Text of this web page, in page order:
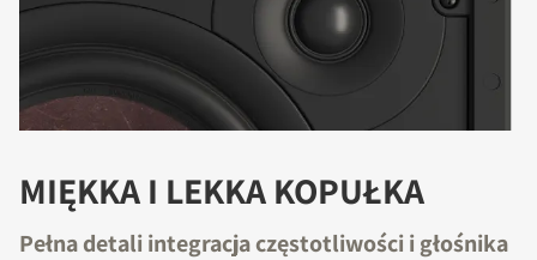
MIĘKKA I LEKKA KOPUŁKA
Pełna detali integracja częstotliwości i głośnika